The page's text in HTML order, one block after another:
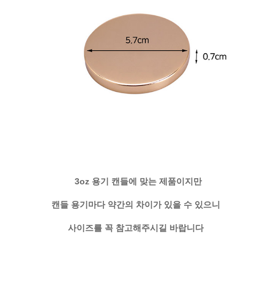
3oz 용기 캔들에 맞는 제품이지만
캔들 용기마다 약간의 차이가 있을 수 있으니
사이즈를 꼭 참고해주시길 바랍니다